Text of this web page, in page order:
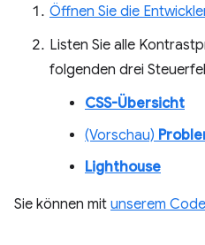
Öffnen Sie die
Listen Sie alle
folgenden drei
CSS-Übersicht
(Vorschau)
Lighthouse
Sie können mit unserem